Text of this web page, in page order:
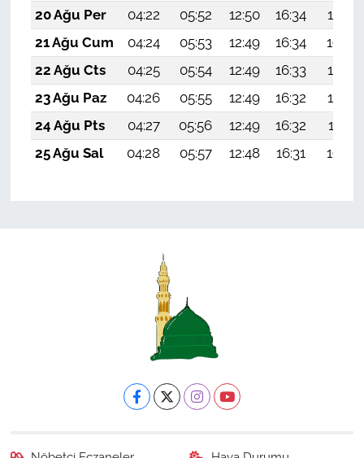
20 Ağu Per
04:22 05:52 12:50 16:34
19:37
21 Ağu Cum
04:24 05:53 12:49 16:34
19:36
22 Ağu Cts
04:25 05:54 12:49 16:33
19:34
23 Ağu Paz
04:26 05:55 12:49 16:32
19:33
24 Ağu Pts
04:27 05:56 12:49 16:32
19:31
25 Ağu Sal
04:28 05:57 12:48 16:31 19:30